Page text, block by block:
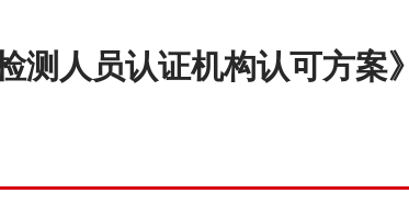
测人员认证机构认可方案》